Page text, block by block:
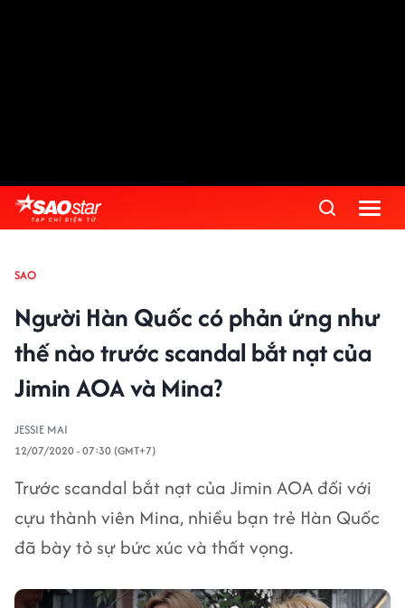
SAO
Người Hàn Quốc có phản ứng như
thế nào trước scandal bắt nạt của
Jimin AOA và Mina?
JESSIE MAI
12/07/2020 - 07:30 (GMT+7)
Trước scandal bắt nạt của Jimin AOA đối với
cựu thành viên Mina, nhiều bạn trẻ Hàn Quốc
đã bày tỏ sự bức xúc và thất vọng.